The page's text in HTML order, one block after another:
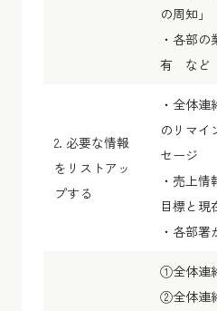
の周知」
・各部
有 など
2. 必要な情報
をリストアッ
プする
・全体
のリマイ
セージ
・売上
目標と現
・各部
①全体連
②全体連